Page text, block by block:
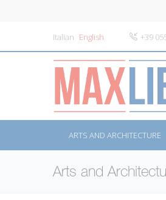
Italian English +39
ARTS AND ARCHITECTURE
Arts and